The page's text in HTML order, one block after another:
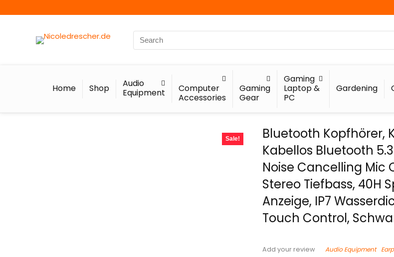
Home Shop
Audio
Equipment
Computer
Accessories
Gaming
Gear
Gaming
Laptop &
PC
Gardening
Sale!
Bluetooth Kopfhörer,
Kabellos Bluetooth 5.3
Noise Cancelling Mic
Stereo Tiefbass, 40H
Anzeige, IP7
Touch Control,
Add your review Audio Equipment